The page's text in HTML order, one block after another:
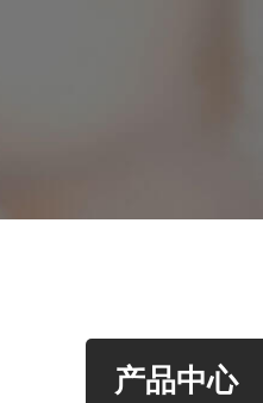
产品中心